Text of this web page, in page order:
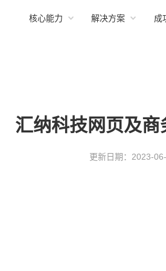
核心能力 解决方案 成
汇纳科技网页及
更新日期：2023-